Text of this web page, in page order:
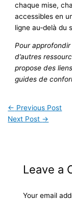
chaque mise,
accessibles en
ligne au‑delà du
Pour
d’autres
propose des
guides de
← Previous Post
Next Post →
Leave a
Your email